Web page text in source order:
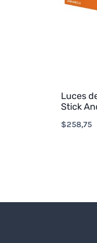
Luces
Stick
$258,75